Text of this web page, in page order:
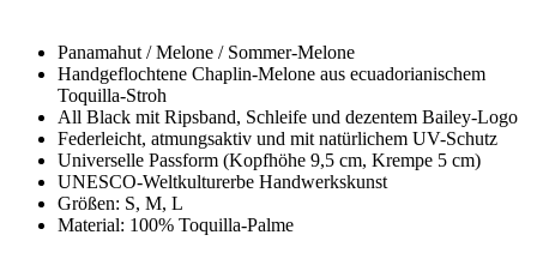
Panamahut / Melone / Sommer-Melone
Handgeflochtene Chaplin-Melone aus ecuadorianischem
Toquilla-Stroh
All Black mit Ripsband, Schleife und dezentem Bailey-Logo
Federleicht, atmungsaktiv und mit natürlichem UV-Schutz
Universelle Passform (Kopfhöhe 9,5 cm, Krempe 5 cm)
UNESCO-Weltkulturerbe Handwerkskunst
Größen: S, M, L
Material: 100% Toquilla-Palme